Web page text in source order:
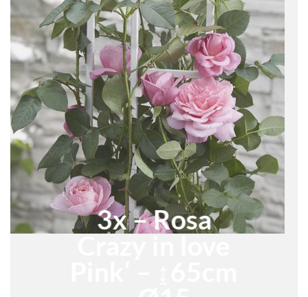
3x – Rosa